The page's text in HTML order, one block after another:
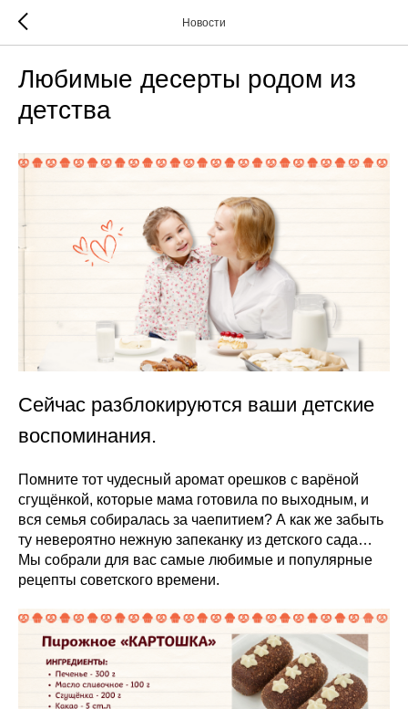
Новости
Любимые десерты родом из
детства
Сейчас разблокируются ваши детские
воспоминания.
Помните тот чудесный аромат орешков с варёной
сгущёнкой, которые мама готовила по выходным, и
вся семья собиралась за чаепитием? А как же забыть
ту невероятно нежную запеканку из детского сада…
Мы собрали для вас самые любимые и популярные
рецепты советского времени.